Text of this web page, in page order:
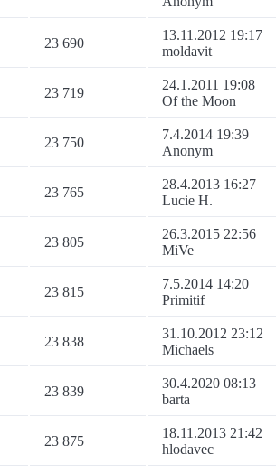
23 690
13.11.2012 19:17
moldavit
23 719
24.1.2011 19:08
Of the Moon
23 750
7.4.2014 19:39
Anonym
23 765
28.4.2013 16:27
Lucie H.
23 805
26.3.2015 22:56
MiVe
23 815
7.5.2014 14:20
Primitif
23 838
31.10.2012 23:12
Michaels
23 839
30.4.2020 08:13
barta
23 875
18.11.2013 21:42
hlodavec